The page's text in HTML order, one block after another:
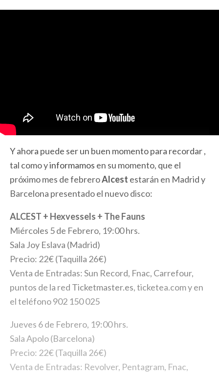
Y ahora puede ser un buen momento para recordar ,
tal como yinformamos en su momento, que el
próximo mes de febreroAlcest estarán en Madrid y
Barcelona presentado el nuevo disco:
ALCEST + Hexvessels + The Fauns
Miércoles 5 de Febrero, 19:00 hrs.
Sala Joy Eslava (Madrid)
Precio: 22€ (Taquilla 26€)
Venta de Entradas: Sun Record, Fnac, Carrefour,
puntos de la red Ticketmaster.es, ticketea.com y en
el teléfono 902 150 025
Jueves 6 de Febrero, 19:00 hrs.
Sala Apolo (Barcelona)
Precio: 22€ (Taquilla 26€)
Venta de Entradas: Revolver, Pentagram, Fnac,